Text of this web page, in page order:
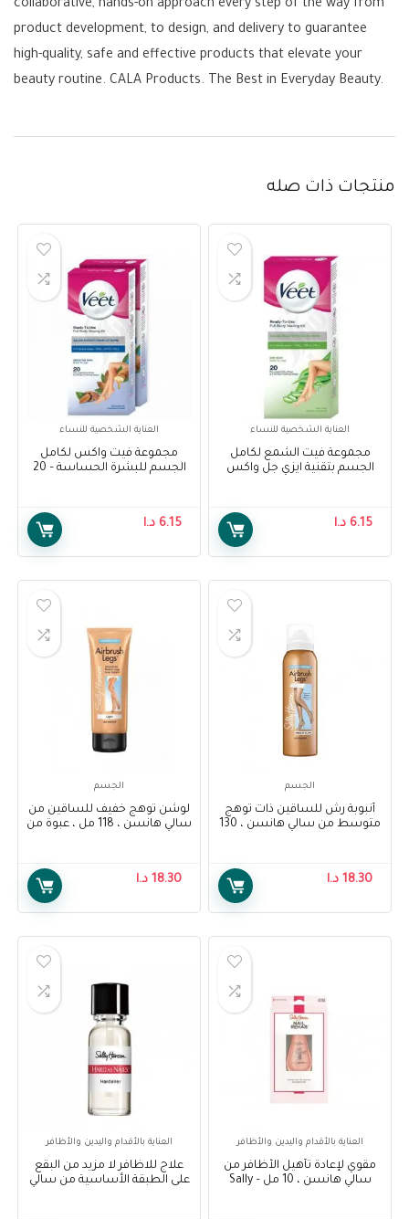
collaborative, hands-on approach every step of the way from
product development, to design, and delivery to guarantee
high-quality, safe and effective products that elevate your
beauty routine. CALA Products. The Best in Everyday Beauty.
منتجات ذات صله
العناية الشخصية للنساء
مجموعة فيت الشمع لكامل
الجسم بتقنية ايزي جل واكس
Wax Technology Dry Skin 20
6.15 د.ا
العناية الشخصية للنساء
مجموعة فيت واكس لكامل
الجسم للبشرة الحساسة – 20
6.15 د.ا
الجسم
أنبوبة رش للساقين ذات توهج
متوسط من سالي هانسن ، 130
18.30 د.ا
الجسم
لوشن توهج خفيف للساقين من
سالي هانسن ، 118 مل ، عبوة من
18.30 د.ا
العناية بالأقدام واليدين والأظافر
مقوي لإعادة تأهيل الأظافر من
سالي هانسن ، 10 مل – Sally
العناية بالأقدام واليدين والأظافر
علاج للاظافر لا مزيد من البقع
على الطبقة الأساسية من سالي